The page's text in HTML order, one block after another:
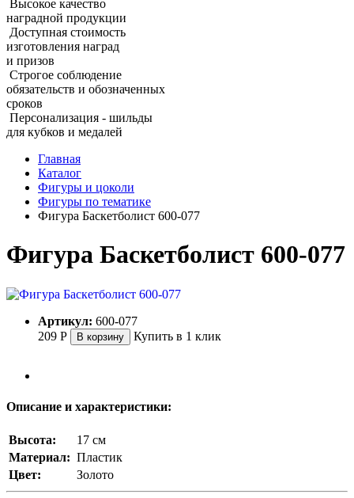
Высокое качество
наградной продукции
Доступная стоимость
изготовления наград
и призов
Строгое соблюдение
обязательств и обозначенных
сроков
Персонализация - шильды
для кубков и медалей
Главная
Каталог
Фигуры и цоколи
Фигуры по тематике
Фигура Баскетболист 600‑077
Фигура Баскетболист 600‑077
Артикул: 600-077
209 Р В корзину Купить в 1 клик
Описание и характеристики:
Высота:
17 см
Материал: Пластик
Цвет:
Золото